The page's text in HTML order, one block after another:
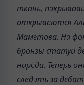
ткань,
открываются
Маметова. На
бронзы статуи
народа. Теперь
следить за